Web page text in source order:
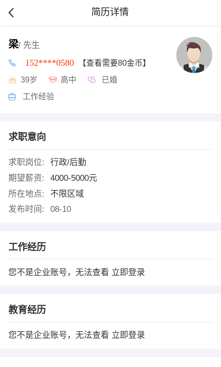
简历详情
梁/ 先生
152****0580 【查看需要80金币】
39岁 高中 已婚
工作经验
求职意向
求职岗位:
行政/后勤
期望薪资:
4000-5000元
所在地点:
不限区域
发布时间:
08-10
工作经历
您不是企业账号，无法查看 立即登录
教育经历
您不是企业账号，无法查看 立即登录